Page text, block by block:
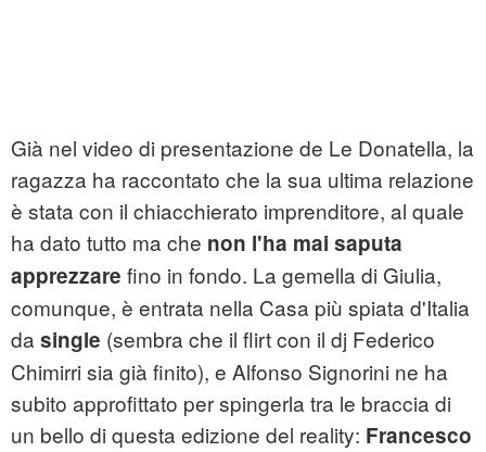
Già nel video di presentazione de Le Donatella, la
ragazza ha raccontato che la sua ultima relazione
è stata con il chiacchierato imprenditore, al quale
ha dato tutto ma che non l'ha mai saputa
apprezzare fino in fondo. La gemella di Giulia,
comunque, è entrata nella Casa più spiata d'Italia
da single (sembra che il flirt con il dj Federico
Chimirri sia già finito), e Alfonso Signorini ne ha
subito approfittato per spingerla tra le braccia di
un bello di questa edizione del reality: Francesco